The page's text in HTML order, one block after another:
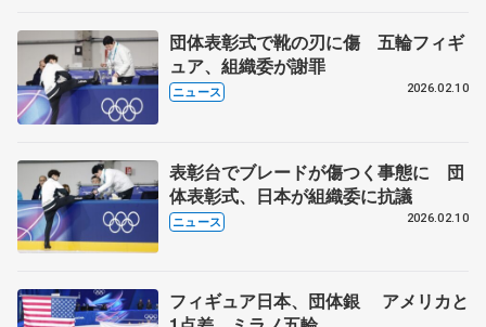
団体表彰式で靴の刃に傷 五輪フィギ
ュア、組織委が謝罪
ニュース 2026.02.10
表彰台でブレードが傷つく事態に 団
体表彰式、日本が組織委に抗議
ニュース 2026.02.10
フィギュア日本、団体銀 アメリカと